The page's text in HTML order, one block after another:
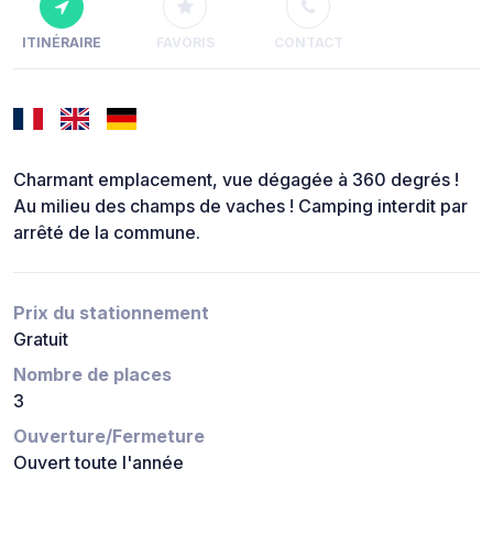
ITINÉRAIRE FAVORIS CONTACT
Charmant emplacement, vue dégagée à 360 degrés !
Au milieu des champs de vaches ! Camping interdit par
arrêté de la commune.
Prix du stationnement
Gratuit
Nombre de places
3
Ouverture/Fermeture
Ouvert toute l'année